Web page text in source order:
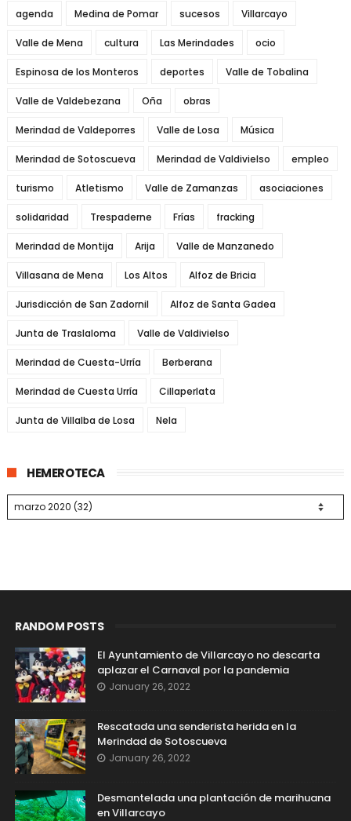
agenda Medina de Pomar sucesos Villarcayo
Valle de Mena cultura Las Merindades ocio
Espinosa de los Monteros deportes Valle de Tobalina
Valle de Valdebezana Oña obras
Merindad de Valdeporres Valle de Losa Música
Merindad de Sotoscueva Merindad de Valdivielso empleo
turismo Atletismo Valle de Zamanzas asociaciones
solidaridad Trespaderne Frías fracking
Merindad de Montija Arija Valle de Manzanedo
Villasana de Mena Los Altos Alfoz de Bricia
Jurisdicción de San Zadornil Alfoz de Santa Gadea
Junta de Traslaloma Valle de Valdivielso
Merindad de Cuesta-Urría Berberana
Merindad de Cuesta Urría Cillaperlata
Junta de Villalba de Losa Nela
HEMEROTECA
RANDOM POSTS
El Ayuntamiento de Villarcayo no descarta
aplazar el Carnaval por la pandemia
January 26, 2022
Rescatada una senderista herida en la
Merindad de Sotoscueva
January 26, 2022
Desmantelada una plantación de marihuana
en Villarcayo